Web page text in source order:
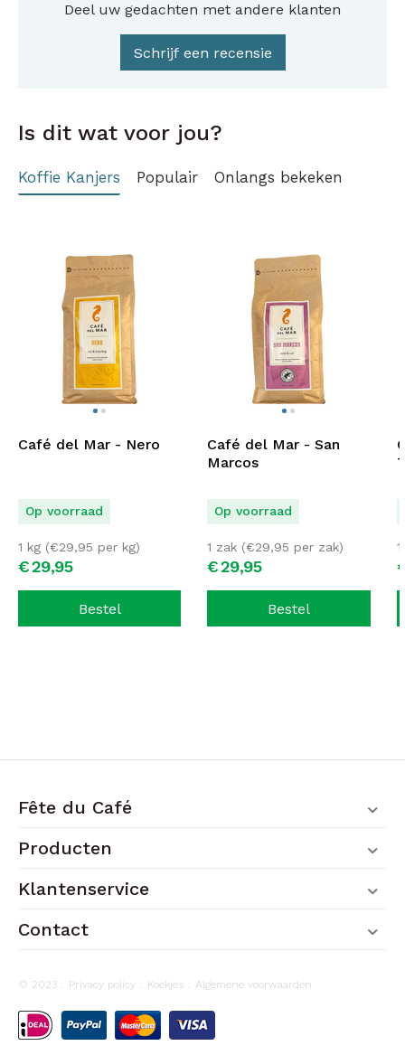
Deel uw gedachten met andere klanten
Schrijf een recensie
Is dit wat voor jou?
Koffie Kanjers Populair Onlangs bekeken
Café del Mar - Nero
Op voorraad
€29,95
1 kg (€29,95 per kg)
Bestel
Café del Mar - San
Marcos
Op voorraad
€29,95
1 zak (€29,95 per zak)
Bestel
Fête du Café
Producten
Klantenservice
Contact
© 2023 . Privacy policy . Koekjes . Algemene voorwaarden